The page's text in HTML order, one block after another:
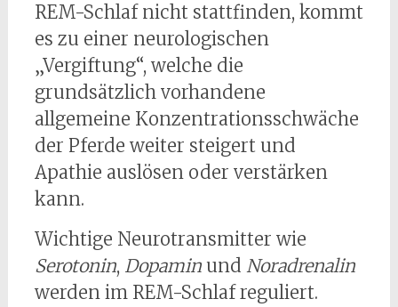
REM-Schlaf nicht stattfinden, kommt
es zu einer neurologischen
„Vergiftung“, welche die
grundsätzlich vorhandene
allgemeine Konzentrationsschwäche
der Pferde weiter steigert und
Apathie auslösen oder verstärken
kann.
Wichtige Neurotransmitter wie
Serotonin, Dopaminund Noradrenalin
werden im REM-Schlaf reguliert.